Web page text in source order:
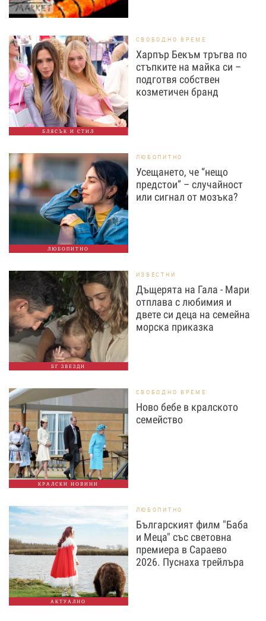
БЛЯСЪК И СТИЛ
СВОБОДНО ВРЕМЕ
Харпър Бекъм тръгва по
стъпките на майка си –
подготвя собствен
козметичен бранд
ЛЮБОПИТНО
ЛЮБОПИТНО
Усещането, че “нещо
предстои” – случайност
или сигнал от мозъка?
БГ ЗВЕЗДИ
ИЗВЕСТНИ
Дъщерята на Гала - Мари
отплава с любимия и
двете си деца на семейна
морска приказка
КРАЛСКИ НОВИНИ
СВОБОДНО ВРЕМЕ
Ново бебе в кралското
семейство
АКТУАЛНО
ЛЮБОПИТНО
Българският филм "Баба
и Меца" със световна
премиера в Сараево
2026. Пуснаха трейлъра